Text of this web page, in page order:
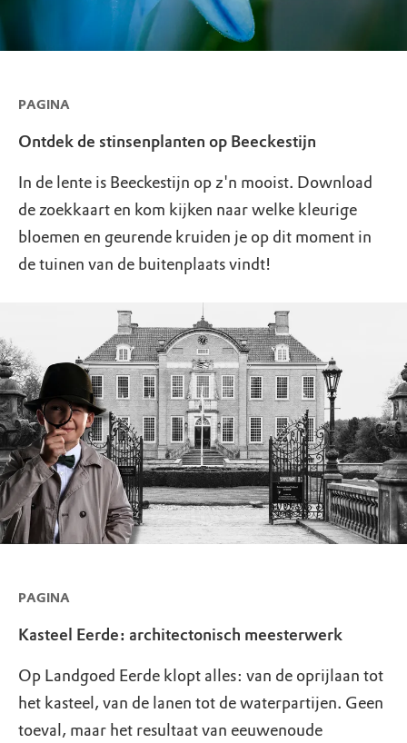
PAGINA
Ontdek de stinsenplanten op Beeckestijn
In de lente is Beeckestijn op z'n mooist. Download
de zoekkaart en kom kijken naar welke kleurige
bloemen en geurende kruiden je op dit moment in
de tuinen van de buitenplaats vindt!
PAGINA
Kasteel Eerde: architectonisch meesterwerk
Op Landgoed Eerde klopt alles: van de oprijlaan tot
het kasteel, van de lanen tot de waterpartijen. Geen
toeval, maar het resultaat van eeuwenoude